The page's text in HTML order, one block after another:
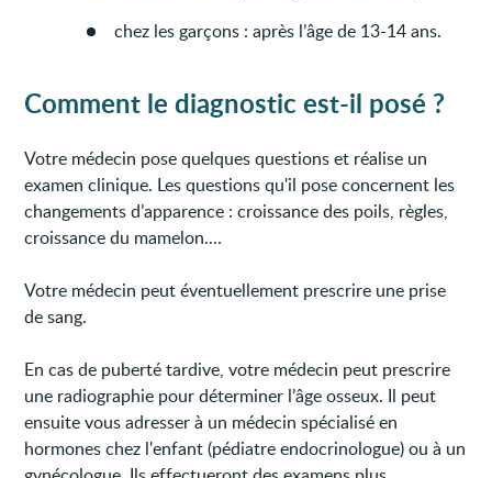
chez les garçons : après l’âge de 13-14 ans.
Comment le diagnostic est-il posé ?
Votre médecin pose quelques questions et réalise un
examen clinique. Les questions qu'il pose concernent les
changements d’apparence : croissance des poils, règles,
croissance du mamelon....
Votre médecin peut éventuellement prescrire une prise
de sang.
En cas de puberté tardive, votre médecin peut prescrire
une radiographie pour déterminer l’âge osseux. Il peut
ensuite vous adresser à un médecin spécialisé en
hormones chez l'enfant (pédiatre endocrinologue) ou à un